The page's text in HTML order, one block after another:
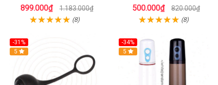
899.000₫ 1.183.000₫
(8)
500.000₫ 820.000₫
(8)
-31%
Hot
5
-34%
Hot
5